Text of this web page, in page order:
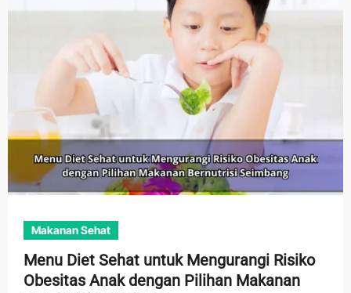
Makanan Sehat
Menu Diet Sehat untuk Mengurangi Risiko
Obesitas Anak dengan Pilihan Makanan